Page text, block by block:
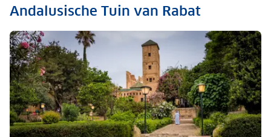
Andalusische Tuin van Rabat